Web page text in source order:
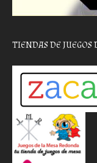
TIENDAS DE JUEGOS